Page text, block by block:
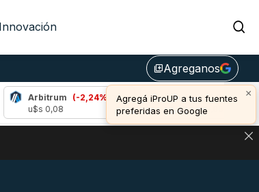
Innovación
library_addAgreganos
×
Agregá iProUP a tus fuentes
preferidas en Google
(-2,24%)
Bitcoin (-0,59%)
u$s 64.326,00
Y ESTA SEÑAL DEFINE LOS PRECIOS DE